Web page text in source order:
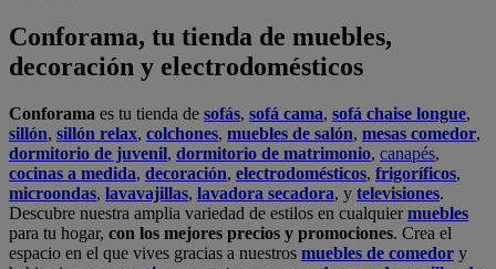
Conforama, tu tienda de muebles,
decoración y electrodomésticos
Conforama es tu tienda de sofás, sofá cama, sofá chaise longue,
sillón, sillón relax, colchones, muebles de salón, mesas comedor,
dormitorio de juvenil, dormitorio de matrimonio, canapés,
cocinas a medida, decoración, electrodomésticos, frigoríficos,
microondas, lavavajillas, lavadora secadora, y televisiones.
Descubre nuestra amplia variedad de estilos en cualquiermuebles
para tu hogar, con los mejores precios y promociones. Crea el
espacio en el que vives gracias a nuestros muebles de comedor y